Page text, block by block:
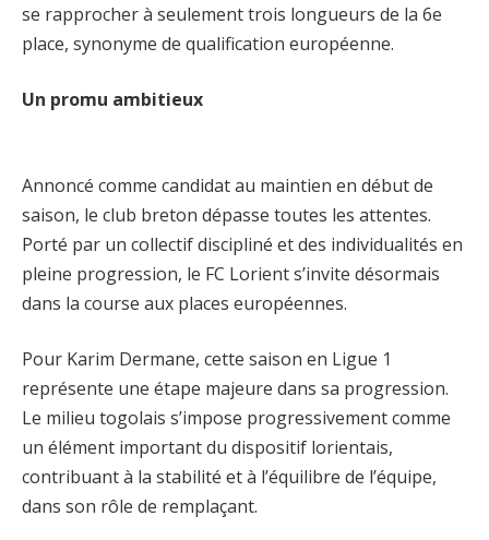
se rapprocher à seulement trois longueurs de la 6e
place, synonyme de qualification européenne.
Un promu ambitieux
Annoncé comme candidat au maintien en début de
saison, le club breton dépasse toutes les attentes.
Porté par un collectif discipliné et des individualités en
pleine progression, le FC Lorient s’invite désormais
dans la course aux places européennes.
Pour Karim Dermane, cette saison en Ligue 1
représente une étape majeure dans sa progression.
Le milieu togolais s’impose progressivement comme
un élément important du dispositif lorientais,
contribuant à la stabilité et à l’équilibre de l’équipe,
dans son rôle de remplaçant.